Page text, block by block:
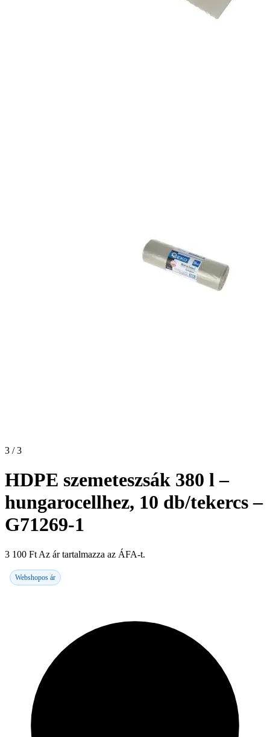
3 / 3
HDPE szemeteszsák 380 l –
hungarocellhez, 10 db/tekercs –
G71269-1
3 100 Ft Az ár tartalmazza az ÁFA-t.
Webshopos ár